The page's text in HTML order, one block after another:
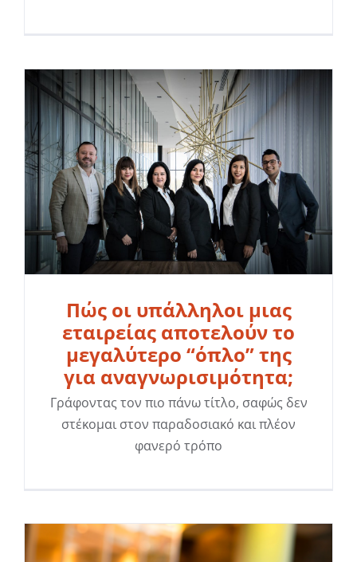
Πώς οι υπάλληλοι μιας
εταιρείας αποτελούν το
μεγαλύτερο “όπλο” της
για αναγνωρισιμότητα;
Γράφοντας τον πιο πάνω τίτλο, σαφώς δεν
στέκομαι στον παραδοσιακό και πλέον
φανερό τρόπο